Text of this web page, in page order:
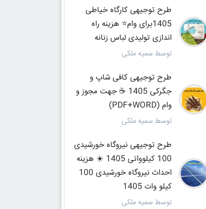
طرح توجیهی کارگاه خیاطی
1405برای وام⭐ هزینه راه
اندازی تولیدی لباس زنانه
توسط سمیه ملکی
طرح توجیهی کافی شاپ و
جگرکی 1405 ☕ جهت مجوز و
وام (PDF+WORD)
توسط سمیه ملکی
طرح توجیهی نیروگاه خورشیدی
100 کیلوواتی 1405 ☀️ هزینه
احداث نیروگاه خورشیدی 100
کیلو وات 1405
توسط سمیه ملکی